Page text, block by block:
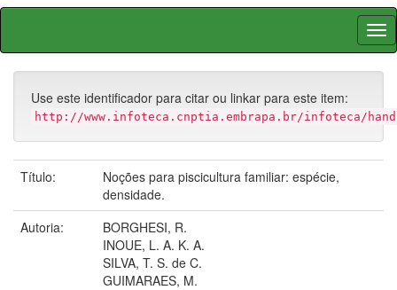
Skip
Use este identificador para citar ou linkar para este item:
http://www.infoteca.cnptia.embrapa.br/infoteca/
Título:
Noções para piscicultura familiar: espécie,
densidade.
Autoria:
BORGHESI, R.
INOUE, L. A. K. A.
SILVA, T. S. de C.
GUIMARAES, M.